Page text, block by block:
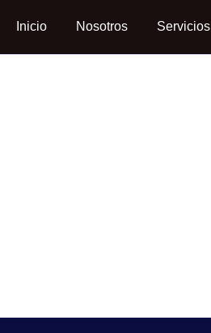
Inicio Nosotros Servicios